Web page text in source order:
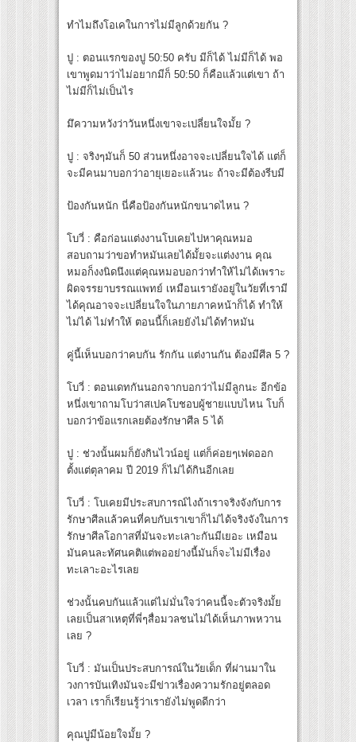
ทำไมถึงโอเคในการไม่มีลูกด้วยกัน ?
ปู : ตอนแรกของปู 50:50 ครับ มีก็ได้ ไม่มีก็ได้ พอ
เขาพูดมาว่าไม่อยากมีก็ 50:50 ก็คือแล้วแต่เขา ถ้า
ไม่มีก็ไม่เป็นไร
มึความหวังว่าวันหนึ่งเขาจะเปลี่ยนใจมั้ย ?
ปู : จริงๆมันก็ 50 ส่วนหนึ่งอาจจะเปลี่ยนใจได้ แต่ก็
จะมีคนมาบอกว่าอายุเยอะแล้วนะ ถ้าจะมีต้องรีบมี
ป้องกันหนัก นี่คือป้องกันหนักขนาดไหน ?
โบวี่ : คือก่อนแต่งงานโบเคยไปหาคุณหมอ
สอบถามว่าขอทำหมันเลยได้มั้ยจะแต่งงาน คุณ
หมอก็งงนิดนึงแต่คุณหมอบอกว่าทำให้ไม่ได้เพราะ
ผิดจรรยาบรรณแพทย์ เหมือนเรายังอยู่ในวัยที่เรามี
ได้คุณอาจจะเปลี่ยนใจในภายภาคหน้าก็ได้ ทำให้
ไม่ได้ ไม่ทำให้ ตอนนี้ก็เลยยังไม่ได้ทำหมัน
คู่นี้เห็นบอกว่าคบกัน รักกัน แต่งานกัน ต้องมีศีล 5 ?
โบวี่ : ตอนเดทกันนอกจากบอกว่าไม่มีลูกนะ อีกข้อ
หนึ่งเขาถามโบว่าสเปคโบชอบผู้ชายแบบไหน โบก็
บอกว่าข้อแรกเลยต้องรักษาศีล 5 ได้
ปู : ช่วงนั้นผมก็ยังกินไวน์อยู่ แต่ก็ค่อยๆเฟดออก
ตั้งแต่ตุลาคม ปี 2019 ก็ไม่ได้กินอีกเลย
โบวี่ : โบเคยมีประสบการณ์ไงถ้าเราจริงจังกับการ
รักษาศีลแล้วคนที่คบกับเราเขาก็ไม่ได้จริงจังในการ
รักษาศีลโอกาสที่มันจะทะเลาะกันมีเยอะ เหมือน
มันคนละทัศนคติแต่พออย่างนี้มันก็จะไม่มีเรื่อง
ทะเลาะอะไรเลย
ช่วงนั้นคบกันแล้วแต่ไม่มั่นใจว่าคนนี้จะตัวจริงมั้ย
เลยเป็นสาเหตุที่พี่ๆสื่อมวลชนไม่ได้เห็นภาพหวาน
เลย ?
โบวี่ : มันเป็นประสบการณ์ในวัยเด็ก ที่ผ่านมาใน
วงการบันเทิงมันจะมีข่าวเรื่องความรักอยู่ตลอด
เวลา เราก็เรียนรู้ว่าเรายังไม่พูดดีกว่า
คุณปูมีน้อยใจมั้ย ?